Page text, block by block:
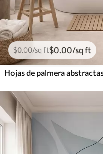
$0.00/sq ft$0 .00/sq ft